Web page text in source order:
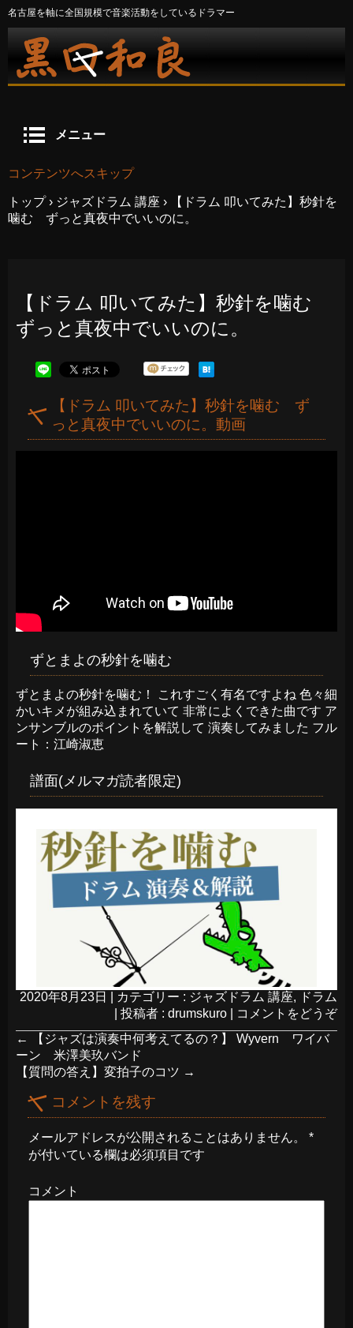
名古屋を軸に全国規模で音楽活動をしているドラマー
メニュー
コンテンツへスキップ
トップ › ジャズドラム 講座 ›
【ドラム 叩いてみた】秒針を
噛む ずっと真夜中でいいのに。
【ドラム 叩いてみた】秒針を噛む
ずっと真夜中でいいのに。
【ドラム 叩いてみた】秒針を噛む ず
っと真夜中でいいのに。動画
ずとまよの秒針を噛む
ずとまよの秒針を噛む！ これすごく有名ですよね 色々細
かいキメが組み込まれていて 非常によくできた曲です ア
ンサンブルのポイントを解説して 演奏してみました フル
ート：江崎淑恵
譜面(メルマガ読者限定)
2020年8月23日 カテゴリー : ジャズドラム 講座, ドラム
投稿者 : drumskuro
コメントをどうぞ
←
【ジャズは演奏中何考えてるの？】 Wyvern ワイバ
ーン 米澤美玖バンド
【質問の答え】変拍子のコツ →
コメントを残す
メールアドレスが公開されることはありません。
*
が付いている欄は必須項目です
コメント